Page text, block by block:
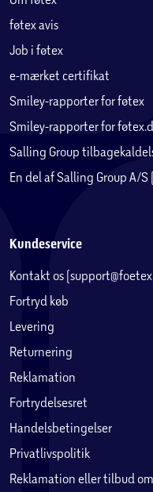
føtex avis
Job i føtex
e-mærket certifikat
Smiley-rapporter for føtex
Smiley-rapporter for
Salling Group
En del af Salling Group A/S
Kundeservice
Kontakt os
Fortryd køb
Levering
Returnering
Reklamation
Fortrydelsesret
Handelsbetingelser
Privatlivspolitik
Reklamation eller tilbud